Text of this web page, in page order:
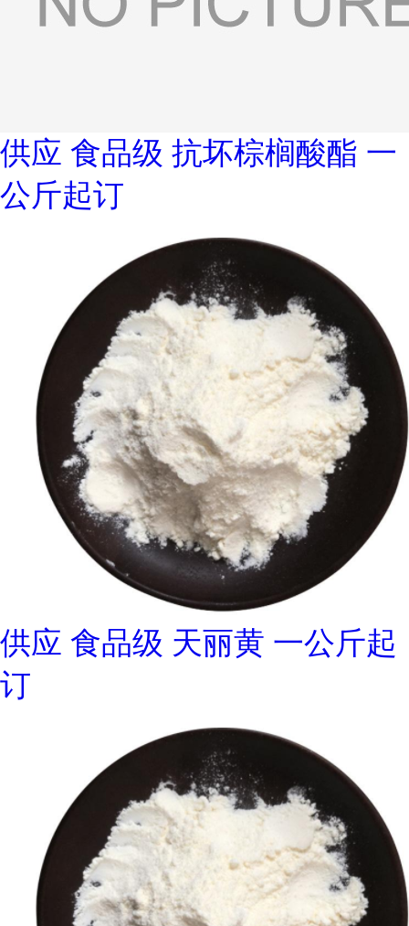
供应 食品级 抗坏棕榈酸酯 一
公斤起订
供应 食品级 天丽黄 一公斤起
订